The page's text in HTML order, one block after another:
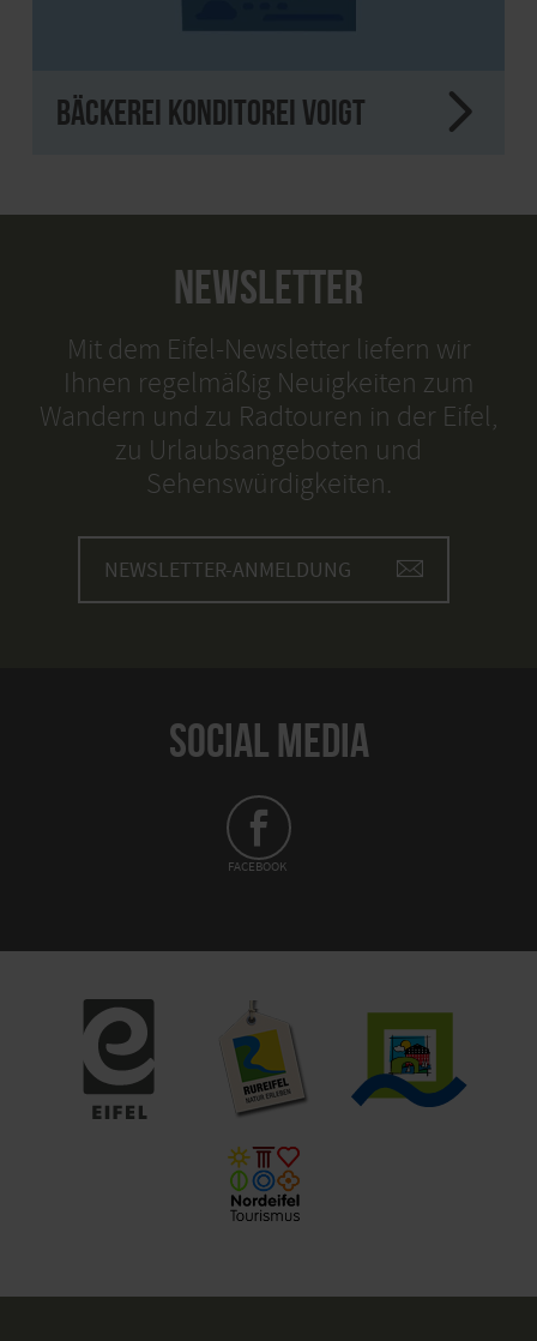
Bäckerei Konditorei Voigt
NEWSLETTER
Mit dem Eifel-Newsletter liefern wir
Ihnen regelmäßig Neuigkeiten zum
Wandern und zu Radtouren in der Eifel,
zu Urlaubsangeboten und
Sehenswürdigkeiten.
NEWSLETTER-ANMELDUNG
SOCIAL MEDIA
FACEBOOK